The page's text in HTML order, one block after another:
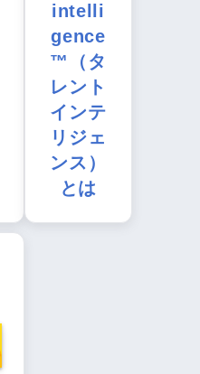
intelli
gence
™（タ
レント
インテ
リジェ
ンス）
とは